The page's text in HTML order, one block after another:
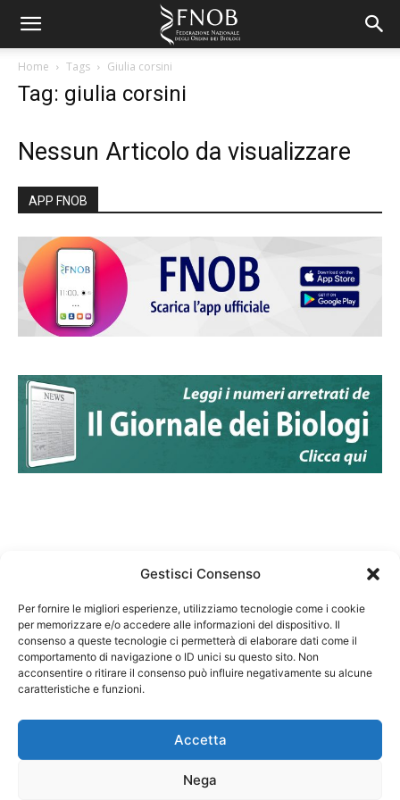
Gestisci Consenso
Per fornire le migliori esperienze, utilizziamo tecnologie come i cookie
per memorizzare e/o accedere alle informazioni del dispositivo. Il
consenso a queste tecnologie ci permetterà di elaborare dati come il
comportamento di navigazione o ID unici su questo sito. Non
acconsentire o ritirare il consenso può influire negativamente su alcune
caratteristiche e funzioni.
Accetta
Nega
Home Tags Giulia corsini
Tag: giulia corsini
Nessun Articolo da visualizzare
APP FNOB
Federazione Nazionale Degli Ordini dei Biologi:
codice fiscale 80069130583
Responsabile sito internet www.fnob.it: Vincenzo